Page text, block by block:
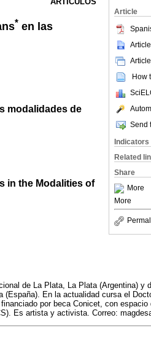
Article
How
Send
Indicators
Related
Share
More
More
* en las
modalidades de
in the Modalities of
de La Plata, La Plata (Argentina) y
(España). En la actualidad cursa el
por beca Conicet, con
Es artista y activista. Correo: